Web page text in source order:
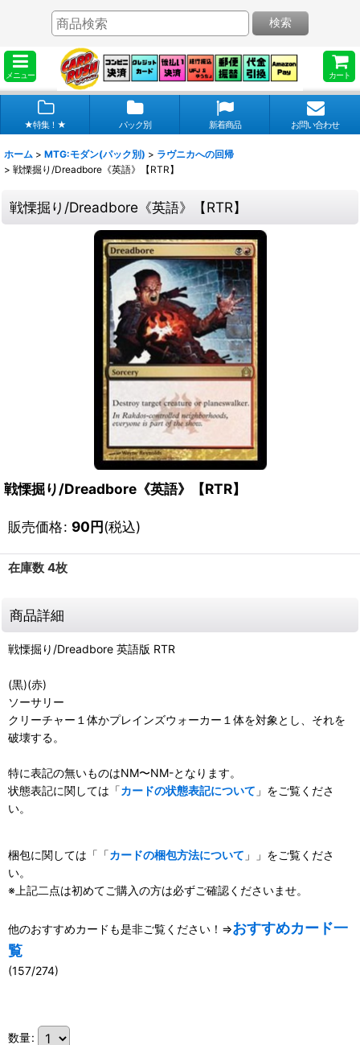
メニュー カート
検索
★特集！★ パック別 新着商品 お問い合わせ
ホーム > MTG:モダン(パック別) > ラヴニカへの回帰
> 戦慄掘り/Dreadbore《英語》【RTR】
戦慄掘り/Dreadbore《英語》【RTR】
戦慄掘り/Dreadbore《英語》【RTR】
販売価格: 90円(税込)
在庫数 4枚
商品詳細
戦慄掘り/Dreadbore 英語版 RTR
(黒)(赤)
ソーサリー
クリーチャー１体かプレインズウォーカー１体を対象とし、それを
破壊する。
特に表記の無いものはNM〜NM-となります。
状態表記に関しては「カードの状態表記について 」をご覧くださ
い。
梱包に関しては「「カードの梱包方法について 」」をご覧くださ
い。
※上記二点は初めてご購入の方は必ずご確認くださいませ。
他のおすすめカードも是非ご覧ください！⇒おすすめカード一
覧
(157/274)
数量: